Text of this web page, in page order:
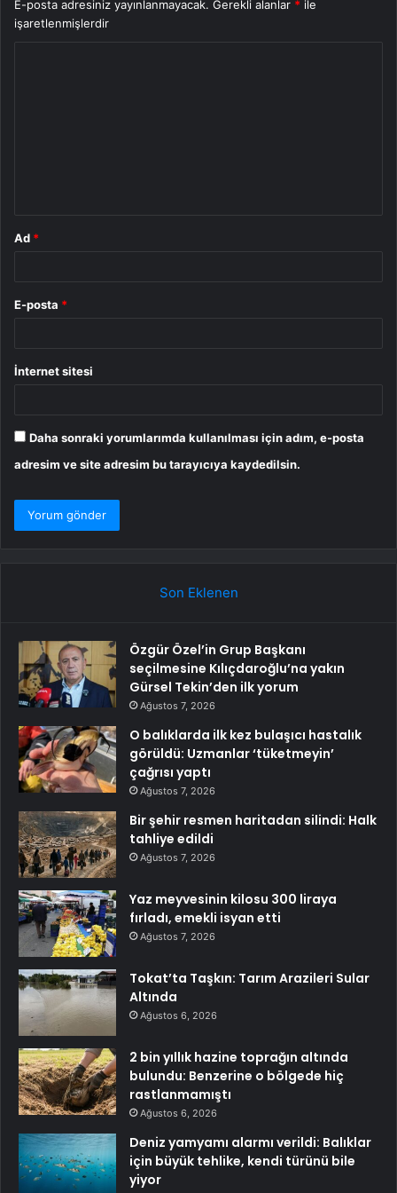
E-posta adresiniz yayınlanmayacak. Gerekli alanlar * ile
işaretlenmişlerdir
Ad *
E-posta *
İnternet sitesi
Daha sonraki yorumlarımda kullanılması için adım, e-posta
adresim ve site adresim bu tarayıcıya kaydedilsin.
Son Eklenen
Özgür Özel’in Grup Başkanı
seçilmesine Kılıçdaroğlu’na yakın
Gürsel Tekin’den ilk yorum
Ağustos 7, 2026
O balıklarda ilk kez bulaşıcı hastalık
görüldü: Uzmanlar ‘tüketmeyin’
çağrısı yaptı
Ağustos 7, 2026
Bir şehir resmen haritadan silindi: Halk
tahliye edildi
Ağustos 7, 2026
Yaz meyvesinin kilosu 300 liraya
fırladı, emekli isyan etti
Ağustos 7, 2026
Tokat’ta Taşkın: Tarım Arazileri Sular
Altında
Ağustos 6, 2026
2 bin yıllık hazine toprağın altında
bulundu: Benzerine o bölgede hiç
rastlanmamıştı
Ağustos 6, 2026
Deniz yamyamı alarmı verildi: Balıklar
için büyük tehlike, kendi türünü bile
yiyor